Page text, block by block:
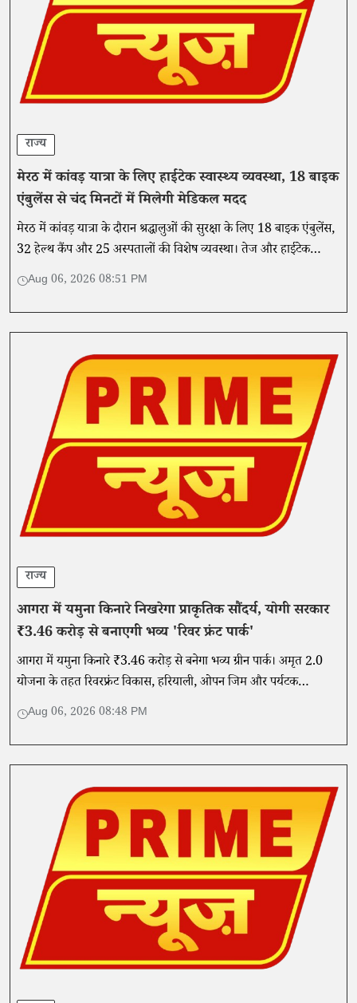
राज्य
मेरठ में कांवड़ यात्रा के लिए हाईटेक स्वास्थ्य व्यवस्था, 18 बाइक
एंबुलेंस से चंद मिनटों में मिलेगी मेडिकल मदद
मेरठ में कांवड़ यात्रा के दौरान श्रद्धालुओं की सुरक्षा के लिए 18 बाइक एंबुलेंस,
32 हेल्थ कैंप और 25 अस्पतालों की विशेष व्यवस्था। तेज और हाईटेक
मेडिकल सुविधा से मिलेगी तुरंत मदद।
Aug 06, 2026 08:51 PM
राज्य
आगरा में यमुना किनारे निखरेगा प्राकृतिक सौंदर्य, योगी सरकार
₹3.46 करोड़ से बनाएगी भव्य 'रिवर फ्रंट पार्क'
आगरा में यमुना किनारे ₹3.46 करोड़ से बनेगा भव्य ग्रीन पार्क। अमृत 2.0
योजना के तहत रिवरफ्रंट विकास, हरियाली, ओपन जिम और पर्यटक
सुविधाओं से बदलेगी ताजनगरी की तस्वीर।
Aug 06, 2026 08:48 PM